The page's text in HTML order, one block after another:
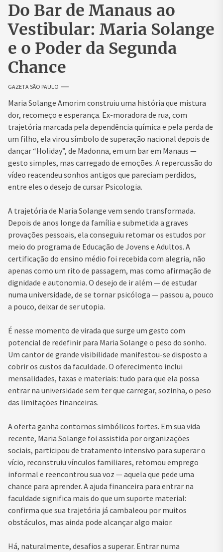
Do Bar de Manaus ao
Vestibular: Maria Solange
e o Poder da Segunda
Chance
GAZETA SÃO PAULO
Maria Solange Amorim construiu uma história que mistura
dor, recomeço e esperança. Ex-moradora de rua, com
trajetória marcada pela dependência química e pela perda de
um filho, ela virou símbolo de superação nacional depois de
dançar “Holiday”, de Madonna, em um bar em Manaus —
gesto simples, mas carregado de emoções. A repercussão do
vídeo reacendeu sonhos antigos que pareciam perdidos,
entre eles o desejo de cursar Psicologia.
A trajetória de Maria Solange vem sendo transformada.
Depois de anos longe da família e submetida a graves
provações pessoais, ela conseguiu retomar os estudos por
meio do programa de Educação de Jovens e Adultos. A
certificação do ensino médio foi recebida com alegria, não
apenas como um rito de passagem, mas como afirmação de
dignidade e autonomia. O desejo de ir além — de estudar
numa universidade, de se tornar psicóloga — passou a, pouco
a pouco, deixar de ser utopia.
É nesse momento de virada que surge um gesto com
potencial de redefinir para Maria Solange o peso do sonho.
Um cantor de grande visibilidade manifestou-se disposto a
cobrir os custos da faculdade. O oferecimento inclui
mensalidades, taxas e materiais: tudo para que ela possa
entrar na universidade sem ter que carregar, sozinha, o peso
das limitações financeiras.
A oferta ganha contornos simbólicos fortes. Em sua vida
recente, Maria Solange foi assistida por organizações
sociais, participou de tratamento intensivo para superar o
vício, reconstruiu vínculos familiares, retomou emprego
informal e reencontrou sua voz — aquela que pede uma
chance para aprender. A ajuda financeira para entrar na
faculdade significa mais do que um suporte material:
confirma que sua trajetória já cambaleou por muitos
obstáculos, mas ainda pode alcançar algo maior.
Há, naturalmente, desafios a superar. Entrar numa